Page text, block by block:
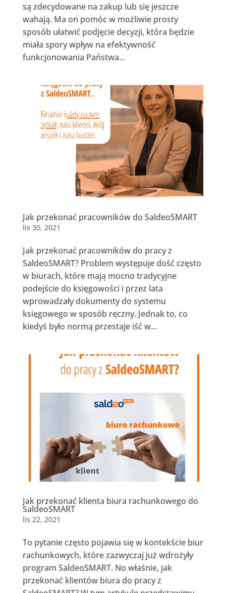
są zdecydowane na zakup lub się jeszcze
wahają. Ma on pomóc w możliwie prosty
sposób ułatwić podjęcie decyzji, która będzie
miała spory wpływ na efektywność
funkcjonowania Państwa...
Jak przekonać pracowników do SaldeoSMART
lis 30, 2021
Jak przekonać pracowników do pracy z
SaldeoSMART? Problem występuje dość często
w biurach, które mają mocno tradycyjne
podejście do księgowości i przez lata
wprowadzały dokumenty do systemu
księgowego w sposób ręczny. Jednak to, co
kiedyś było normą przestaje iść w...
Jak przekonać klienta biura rachunkowego do
SaldeoSMART
lis 22, 2021
To pytanie często pojawia się w kontekście biur
rachunkowych, które zazwyczaj już wdrożyły
program SaldeoSMART. No właśnie, jak
przekonać klientów biura do pracy z